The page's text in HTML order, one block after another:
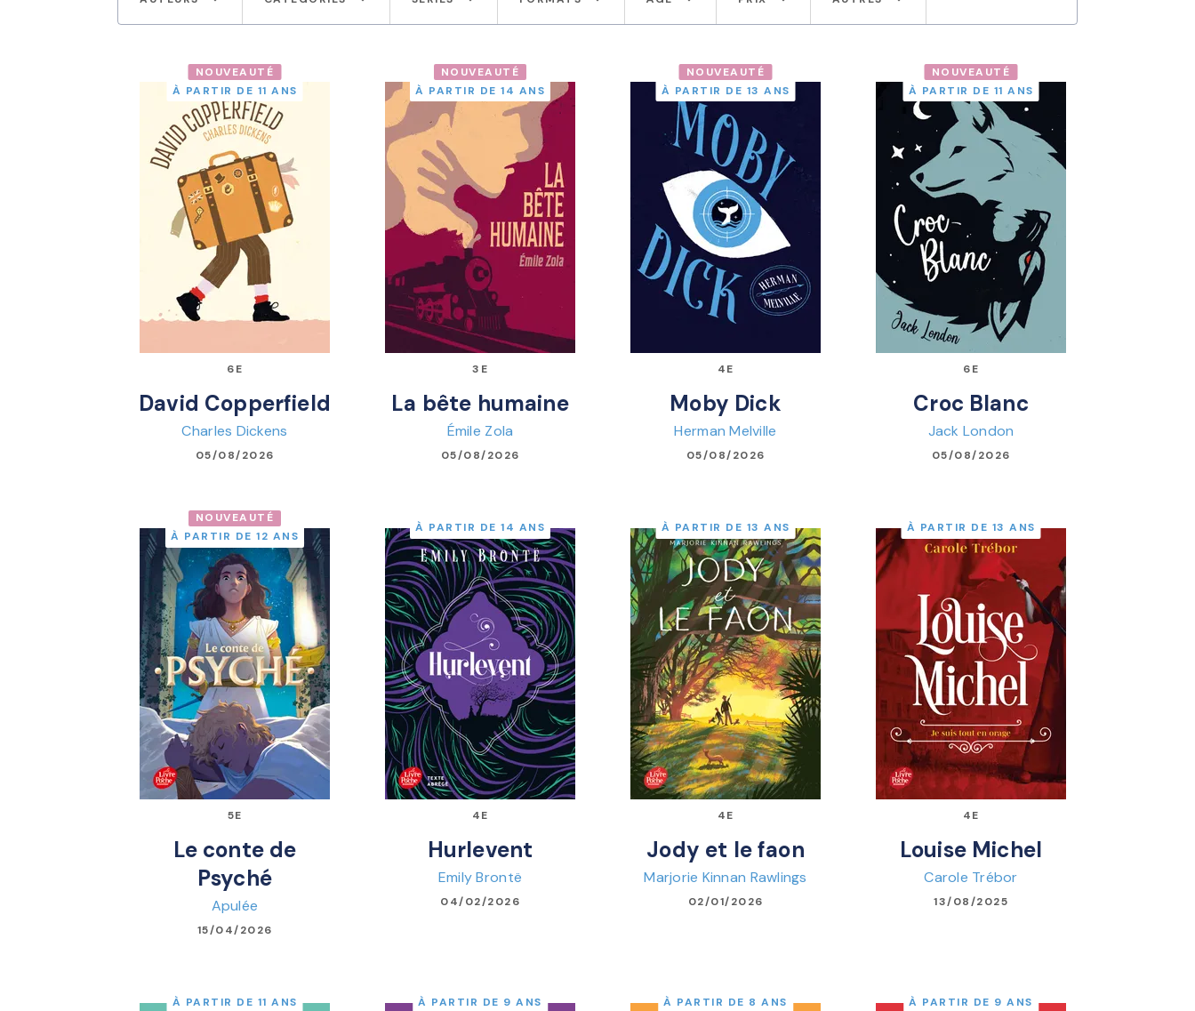
NOUVEAUTÉ
À PARTIR DE 11 ANS
6E
David Copperfield
Charles Dickens
05/08/2026
NOUVEAUTÉ
À PARTIR DE 14 ANS
3E
La bête humaine
Émile Zola
05/08/2026
NOUVEAUTÉ
À PARTIR DE 13 ANS
4E
Moby Dick
Herman Melville
05/08/2026
NOUVEAUTÉ
À PARTIR DE 11 ANS
6E
Croc Blanc
Jack London
05/08/2026
NOUVEAUTÉ
À PARTIR DE 12 ANS
5E
Le conte de
Psyché
Apulée
15/04/2026
À PARTIR DE 14 ANS
4E
Hurlevent
Emily Brontë
04/02/2026
À PARTIR DE 13 ANS
4E
Jody et le faon
Marjorie Kinnan Rawlings
02/01/2026
À PARTIR DE 13 ANS
4E
Louise Michel
Carole Trébor
13/08/2025
À PARTIR DE 11 ANS À PARTIR DE 9 ANS À PARTIR DE 8 ANS À PARTIR DE 9 ANS